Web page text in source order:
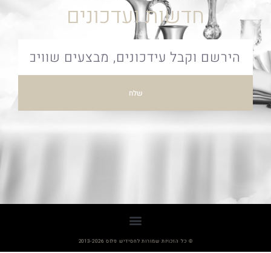
חדשות ועדכונים
שלח
© כל הזכויות שמורות לחסידיש פלוס 2013-2026